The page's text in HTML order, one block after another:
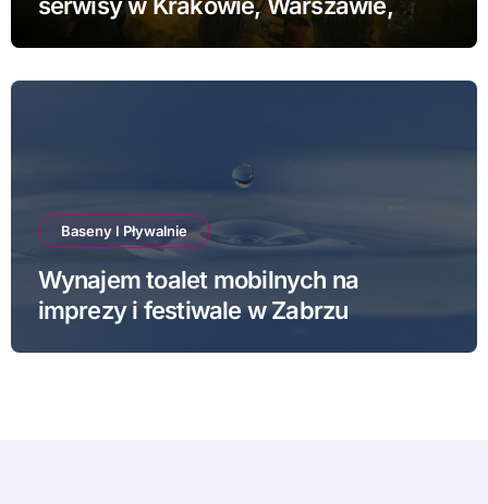
Poznaniu i Łodzi
Baseny I Pływalnie
Wynajem toalet mobilnych na
imprezy i festiwale w Zabrzu